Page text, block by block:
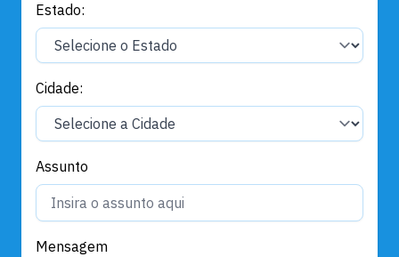
Estado:
Cidade:
Assunto
Mensagem